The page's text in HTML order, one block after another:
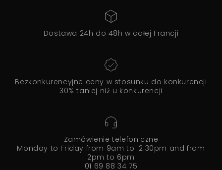
Dostawa 24h do 48h w całej Francji
Bezkonkurencyjne ceny w stosunku do konkurencji
30% taniej niż u konkurencji
Zamówienie telefoniczne
Monday to Friday from 9am to 12:30pm and from
2pm to 6pm
01 69 88 34 75